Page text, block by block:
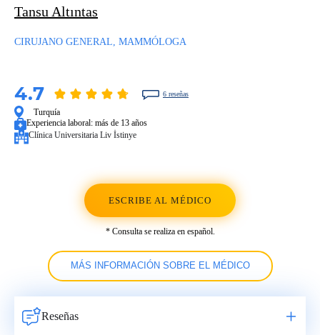
Tansu Altıntas
CIRUJANO GENERAL, MAMMÓLOGA
4.7 6 reseñas
Turquía
Experiencia laboral: más de 13 años
Clínica Universitaria Liv İstinye
ESCRIBE AL MÉDICO
* Consulta se realiza en español.
MÁS INFORMACIÓN SOBRE EL MÉDICO
Reseñas